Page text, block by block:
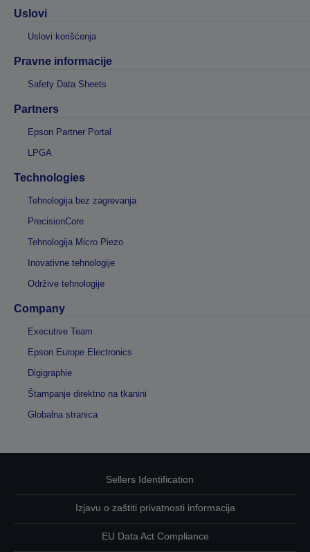
Uslovi
Uslovi korišćenja
Pravne informacije
Safety Data Sheets
Partners
Epson Partner Portal
LPGA
Technologies
Tehnologija bez zagrevanja
PrecisionCore
Tehnologija Micro Piezo
Inovativne tehnologije
Održive tehnologije
Company
Executive Team
Epson Europe Electronics
Digigraphie
Štampanje direktno na tkanini
Globalna stranica
Sellers Identification
Izjavu o zaštiti privatnosti informacija
EU Data Act Compliance